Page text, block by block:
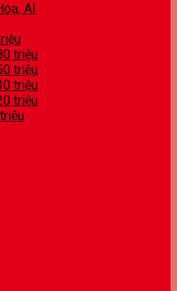
AI
triệu
triệu
triệu
triệu